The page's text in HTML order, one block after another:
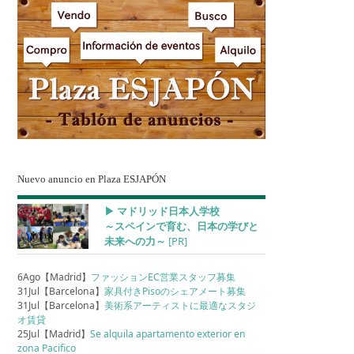
Nuevo anuncio en Plaza ESJAPÓN
▶︎ マドリッド日本人学校
～スペインで育む、日本の学びと
未来への力～ [PR]
6Ago【Madrid】 ファッションEC営業スタッフ募集
31Jul【Barcelona】家具付きPisoのシェアメート募集
31Jul【Barcelona】美術系アーティストに最適なスタジ
オ賃貸
25Jul【Madrid】Se alquila apartamento exterior en
zona Pacifico